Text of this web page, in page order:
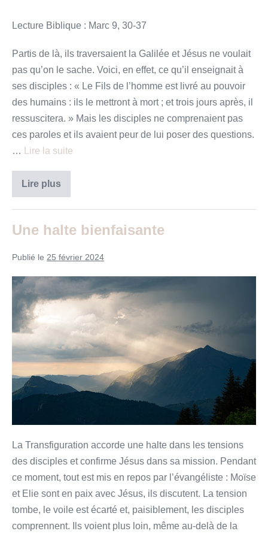
Lecture Biblique : Marc 9, 30-37
Partis de là, ils traversaient la Galilée et Jésus ne voulait
pas qu’on le sache. Voici, en effet, ce qu’il enseignait à
ses disciples : « Le Fils de l’homme est livré au pouvoir
des humains : ils le mettront à mort ; et trois jours après, il
ressuscitera. » Mais les disciples ne comprenaient pas
ces paroles et ils avaient peur de lui poser des questions.
…
Lire la suite
Lire plusQuand
à
l’eau,
disponible
Une halte bienfaisante
Publié le 25 février 2024
Une
halte
bienfaisante
La Transfiguration accorde une halte dans les tensions
des disciples et confirme Jésus dans sa mission. Pendant
ce moment, tout est mis en repos par l’évangéliste : Moïse
et Elie sont en paix avec Jésus, ils discutent. La tension
tombe, le voile est écarté et, paisiblement, les disciples
comprennent. Ils voient plus loin, même au-delà de la